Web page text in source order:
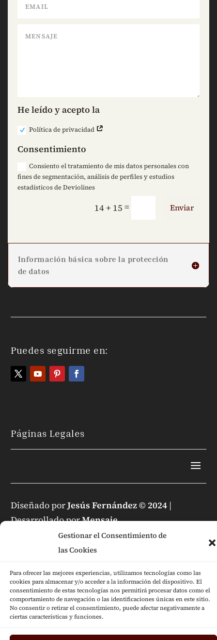
Gestionar el Consentimiento de
las Cookies
Para ofrecer las mejores experiencias, utilizamos tecnologías como las
cookies para almacenar y/o acceder a la información del dispositivo. El
consentimiento de estas tecnologías nos permitirá procesar datos como el
comportamiento de navegación o las identificaciones únicas en este sitio.
No consentir o retirar el consentimiento, puede afectar negativamente a
ciertas características y funciones.
He leído y acepto la
Política de privacidad
Consentimiento
Consiento el tratamiento de mis datos personales con
fines de segmentación, análisis de perfiles y estudios
estadísticos de Deviolines
14 + 15 = Enviar
Información básica sobre la protección
de datos
Puedes seguirme en:
Páginas Legales
Diseñado porJesús Fernández © 2024 |
Desarrollado porMensaje